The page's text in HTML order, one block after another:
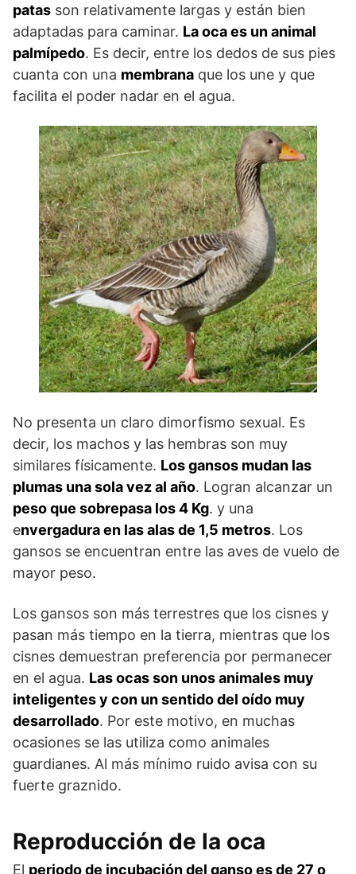
patas son relativamente largas y están bien
adaptadas para caminar. La oca es un animal
palmípedo. Es decir, entre los dedos de sus pies
cuanta con una membrana que los une y que
facilita el poder nadar en el agua.
No presenta un claro dimorfismo sexual. Es
decir, los machos y las hembras son muy
similares físicamente. Los gansos mudan las
plumas una sola vez al año. Logran alcanzar un
peso que sobrepasa los 4 Kg. y una
envergadura en las alas de 1,5 metros. Los
gansos se encuentran entre las aves de vuelo de
mayor peso.
Los gansos son más terrestres que los cisnes y
pasan más tiempo en la tierra, mientras que los
cisnes demuestran preferencia por permanecer
en el agua. Las ocas son unos animales muy
inteligentes y con un sentido del oído muy
desarrollado. Por este motivo, en muchas
ocasiones se las utiliza como animales
guardianes. Al más mínimo ruido avisa con su
fuerte graznido.
Reproducción de la oca
El periodo de incubación del ganso es de 27 o